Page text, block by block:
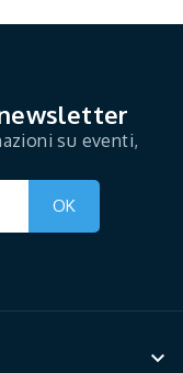
su eventi,
